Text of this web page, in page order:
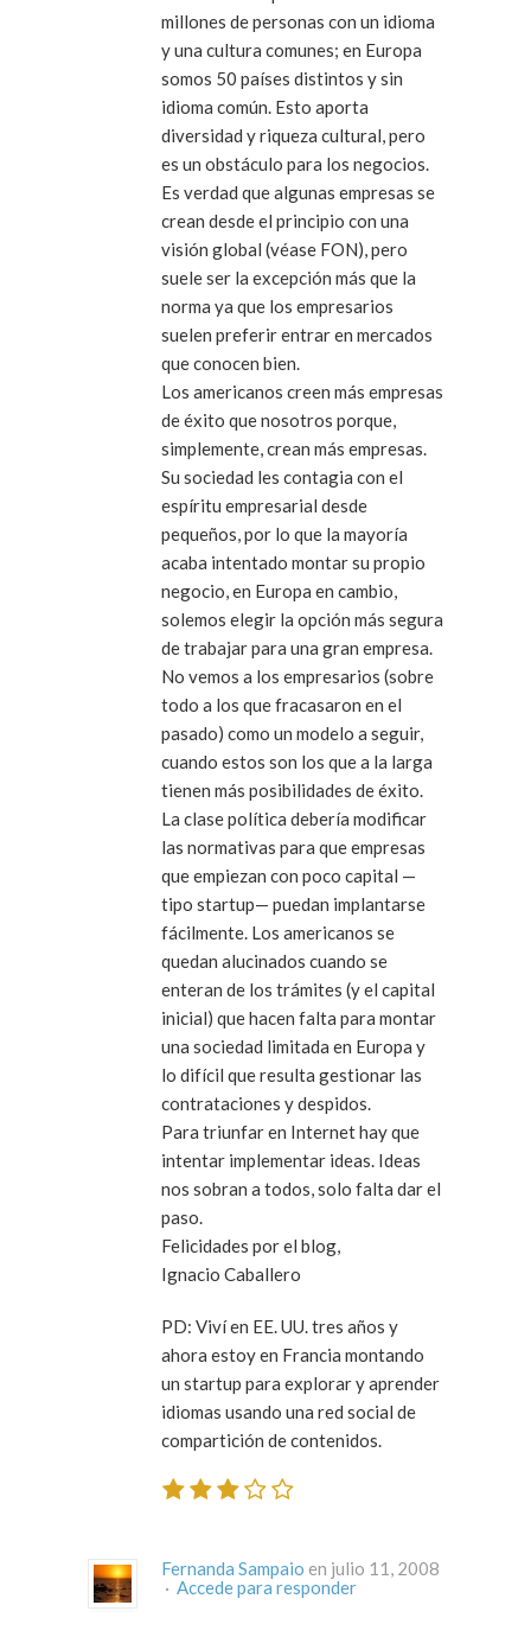
millones de personas con un idioma
y una cultura comunes; en Europa
somos 50 países distintos y sin
idioma común. Esto aporta
diversidad y riqueza cultural, pero
es un obstáculo para los negocios.
Es verdad que algunas empresas se
crean desde el principio con una
visión global (véase FON), pero
suele ser la excepción más que la
norma ya que los empresarios
suelen preferir entrar en mercados
que conocen bien.
Los americanos creen más empresas
de éxito que nosotros porque,
simplemente, crean más empresas.
Su sociedad les contagia con el
espíritu empresarial desde
pequeños, por lo que la mayoría
acaba intentado montar su propio
negocio, en Europa en cambio,
solemos elegir la opción más segura
de trabajar para una gran empresa.
No vemos a los empresarios (sobre
todo a los que fracasaron en el
pasado) como un modelo a seguir,
cuando estos son los que a la larga
tienen más posibilidades de éxito.
La clase política debería modificar
las normativas para que empresas
que empiezan con poco capital —
tipo startup— puedan implantarse
fácilmente. Los americanos se
quedan alucinados cuando se
enteran de los trámites (y el capital
inicial) que hacen falta para montar
una sociedad limitada en Europa y
lo difícil que resulta gestionar las
contrataciones y despidos.
Para triunfar en Internet hay que
intentar implementar ideas. Ideas
nos sobran a todos, solo falta dar el
paso.
Felicidades por el blog,
Ignacio Caballero
PD: Viví en EE. UU. tres años y
ahora estoy en Francia montando
un startup para explorar y aprender
idiomas usando una red social de
compartición de contenidos.
Fernanda Sampaio en julio 11, 2008
· Accede para responder